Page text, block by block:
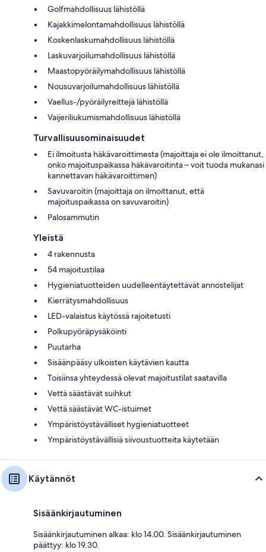
Golfmahdollisuus lähistöllä
Kajakkimelontamahdollisuus lähistöllä
Koskenlaskumahdollisuus lähistöllä
Laskuvarjoilumahdollisuus lähistöllä
Maastopyöräilymahdollisuus lähistöllä
Nousuvarjoilumahdollisuus lähistöllä
Vaellus-/pyöräilyreittejä lähistöllä
Vaijeriliukumismahdollisuus lähistöllä
Turvallisuusominaisuudet
Ei ilmoitusta häkävaroittimesta (majoittaja ei ole ilmoittanut,
onko majoituspaikassa häkävaroitinta – voit tuoda mukanasi
kannettavan häkävaroittimen)
Savuvaroitin (majoittaja on ilmoittanut, että
majoituspaikassa on savuvaroitin)
Palosammutin
Yleistä
4 rakennusta
54 majoitustilaa
Hygieniatuotteiden uudelleentäytettävät annostelijat
Kierrätysmahdollisuus
LED-valaistus käytössä rajoitetusti
Polkupyöräpysäköinti
Puutarha
Sisäänpääsy ulkoisten käytävien kautta
Toisiinsa yhteydessä olevat majoitustilat saatavilla
Vettä säästävät suihkut
Vettä säästävät WC-istuimet
Ympäristöystävälliset hygieniatuotteet
Ympäristöystävällisiä siivoustuotteita käytetään
Käytännöt
Sisäänkirjautuminen
Sisäänkirjautuminen alkaa: klo 14.00. Sisäänkirjautuminen
päättyy: klo 19.30.